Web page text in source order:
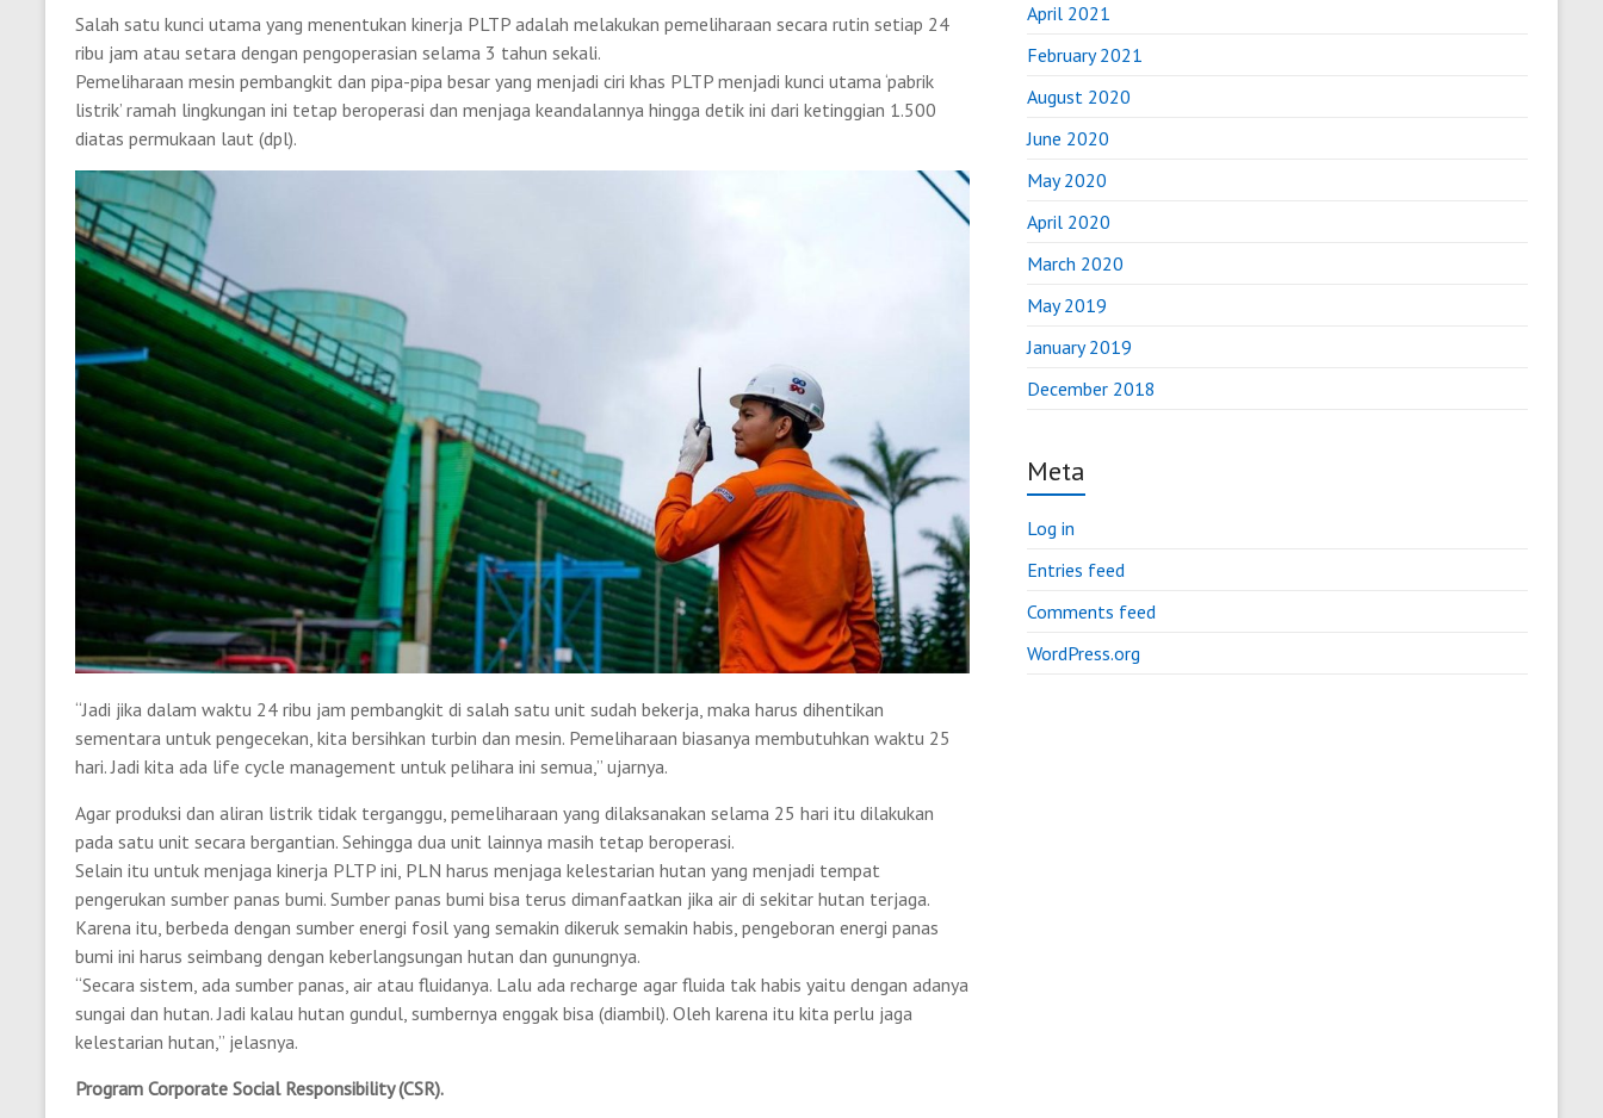
Salah satu kunci utama yang menentukan kinerja PLTP adalah melakukan pemeliharaan secara rutin setiap 24
ribu jam atau setara dengan pengoperasian selama 3 tahun sekali.
Pemeliharaan mesin pembangkit dan pipa-pipa besar yang menjadi ciri khas PLTP menjadi kunci utama ‘pabrik
listrik’ ramah lingkungan ini tetap beroperasi dan menjaga keandalannya hingga detik ini dari ketinggian 1.500
diatas permukaan laut (dpl).
“Jadi jika dalam waktu 24 ribu jam pembangkit di salah satu unit sudah bekerja, maka harus dihentikan
sementara untuk pengecekan, kita bersihkan turbin dan mesin. Pemeliharaan biasanya membutuhkan waktu 25
hari. Jadi kita ada life cycle management untuk pelihara ini semua,” ujarnya.
Agar produksi dan aliran listrik tidak terganggu, pemeliharaan yang dilaksanakan selama 25 hari itu dilakukan
pada satu unit secara bergantian. Sehingga dua unit lainnya masih tetap beroperasi.
Selain itu untuk menjaga kinerja PLTP ini, PLN harus menjaga kelestarian hutan yang menjadi tempat
pengerukan sumber panas bumi. Sumber panas bumi bisa terus dimanfaatkan jika air di sekitar hutan terjaga.
Karena itu, berbeda dengan sumber energi fosil yang semakin dikeruk semakin habis, pengeboran energi panas
bumi ini harus seimbang dengan keberlangsungan hutan dan gunungnya.
“Secara sistem, ada sumber panas, air atau fluidanya. Lalu ada recharge agar fluida tak habis yaitu dengan adanya
sungai dan hutan. Jadi kalau hutan gundul, sumbernya enggak bisa (diambil). Oleh karena itu kita perlu jaga
kelestarian hutan,” jelasnya.
Program Corporate Social Responsibility (CSR).
April 2021
February 2021
August 2020
June 2020
May 2020
April 2020
March 2020
May 2019
January 2019
December 2018
Meta
Log in
Entries feed
Comments feed
WordPress.org